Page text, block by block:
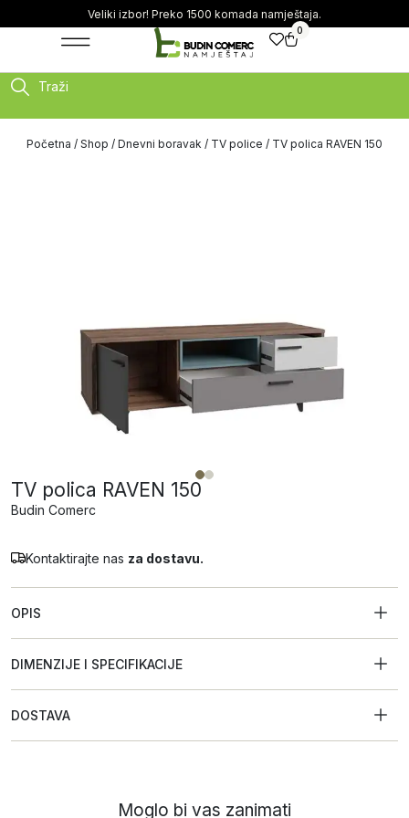
Veliki izbor! Preko 1500 komada namještaja.
0
Traži
Početna / Shop / Dnevni boravak / TV police / TV polica RAVEN 150
TV polica RAVEN 150
Budin Comerc
Kontaktirajte nas za dostavu.
OPIS
DIMENZIJE I SPECIFIKACIJE
DOSTAVA
Moglo bi vas zanimati